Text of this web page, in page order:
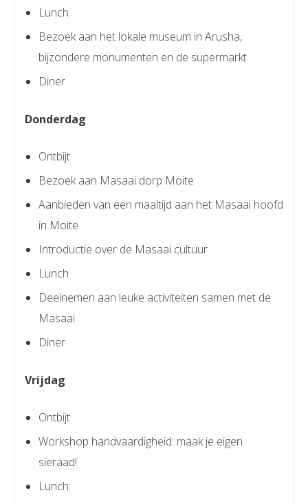
Lunch
Bezoek aan het lokale museum in Arusha,
bijzondere monumenten en de supermarkt
Diner
Donderdag
Ontbijt
Bezoek aan Masaai dorp Moite
Aanbieden van een maaltijd aan het Masaai hoofd
in Moite
Introductie over de Masaai cultuur
Lunch
Deelnemen aan leuke activiteiten samen met de
Masaai
Diner
Vrijdag
Ontbijt
Workshop handvaardigheid: maak je eigen
sieraad!
Lunch